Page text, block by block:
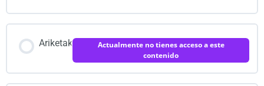
Ariketak
Actualmente no tienes acceso a este
contenido